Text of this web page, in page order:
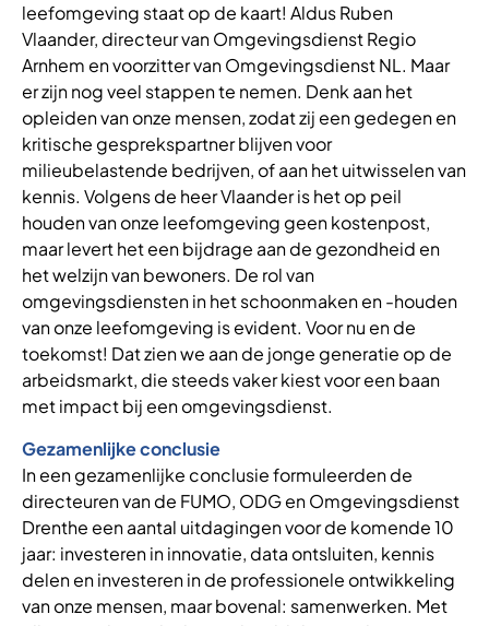
leefomgeving staat op de kaart! Aldus Ruben
Vlaander, directeur van Omgevingsdienst Regio
Arnhem en voorzitter van Omgevingsdienst NL. Maar
er zijn nog veel stappen te nemen. Denk aan het
opleiden van onze mensen, zodat zij een gedegen en
kritische gesprekspartner blijven voor
milieubelastende bedrijven, of aan het uitwisselen van
kennis. Volgens de heer Vlaander is het op peil
houden van onze leefomgeving geen kostenpost,
maar levert het een bijdrage aan de gezondheid en
het welzijn van bewoners. De rol van
omgevingsdiensten in het schoonmaken en -houden
van onze leefomgeving is evident. Voor nu en de
toekomst! Dat zien we aan de jonge generatie op de
arbeidsmarkt, die steeds vaker kiest voor een baan
met impact bij een omgevingsdienst.
Gezamenlijke conclusie
In een gezamenlijke conclusie formuleerden de
directeuren van de FUMO, ODG en Omgevingsdienst
Drenthe een aantal uitdagingen voor de komende 10
jaar: investeren in innovatie, data ontsluiten, kennis
delen en investeren in de professionele ontwikkeling
van onze mensen, maar bovenal: samenwerken. Met